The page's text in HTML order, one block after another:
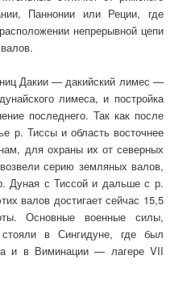
Паннонии или Реции, где
непрерывной цепи
Дакии — дакийский лимес —
лимеса, и постройка
последнего. Так как после
р. Тиссы и область восточнее
для охраны их от северных
серию земляных валов,
Дуная с Тиссой и дальше с р.
валов достигает сейчас 15,5
Основные военные силы,
в Сингидуне, где был
и в Виминации — лагере VII